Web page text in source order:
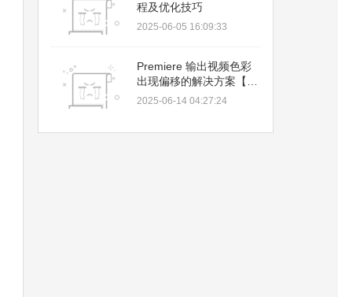
程及优化技巧
2025-06-05 16:09:33
Premiere 输出视频色彩
出现偏移的解决方案【图
文详解】
2025-06-14 04:27:24